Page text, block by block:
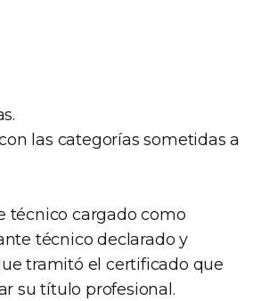
las categorías sometidas a
técnico cargado como
técnico declarado y
tramitó el certificado que
su título profesional.